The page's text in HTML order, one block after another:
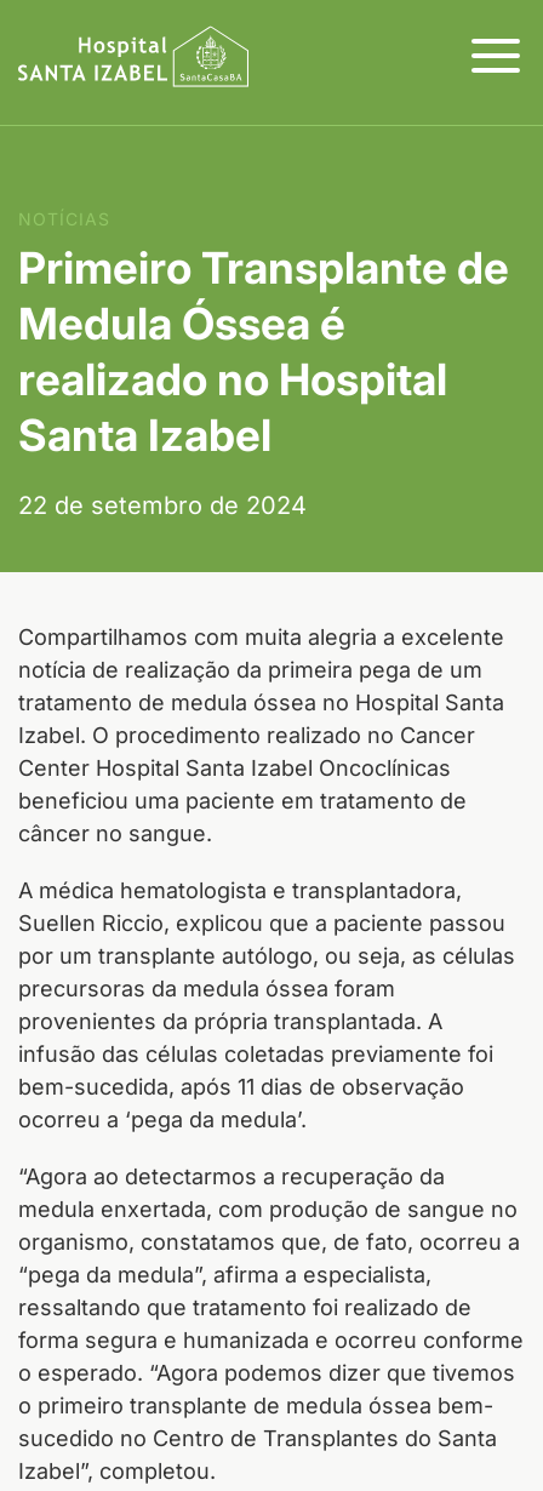
NOTÍCIAS
Primeiro Transplante de
Medula Óssea é
realizado no Hospital
Santa Izabel
22 de setembro de 2024
Compartilhamos com muita alegria a excelente
notícia de realização da primeira pega de um
tratamento de medula óssea no Hospital Santa
Izabel. O procedimento realizado no Cancer
Center Hospital Santa Izabel Oncoclínicas
beneficiou uma paciente em tratamento de
câncer no sangue.
A médica hematologista e transplantadora,
Suellen Riccio, explicou que a paciente passou
por um transplante autólogo, ou seja, as células
precursoras da medula óssea foram
provenientes da própria transplantada. A
infusão das células coletadas previamente foi
bem-sucedida, após 11 dias de observação
ocorreu a ‘pega da medula’.
“Agora ao detectarmos a recuperação da
medula enxertada, com produção de sangue no
organismo, constatamos que, de fato, ocorreu a
“pega da medula”, afirma a especialista,
ressaltando que tratamento foi realizado de
forma segura e humanizada e ocorreu conforme
o esperado. “Agora podemos dizer que tivemos
o primeiro transplante de medula óssea bem-
sucedido no Centro de Transplantes do Santa
Izabel”, completou.